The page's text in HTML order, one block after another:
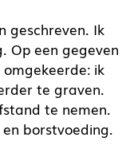
geschreven. Ik
Op een gegeven
ik
te graven.
te nemen.
borstvoeding.